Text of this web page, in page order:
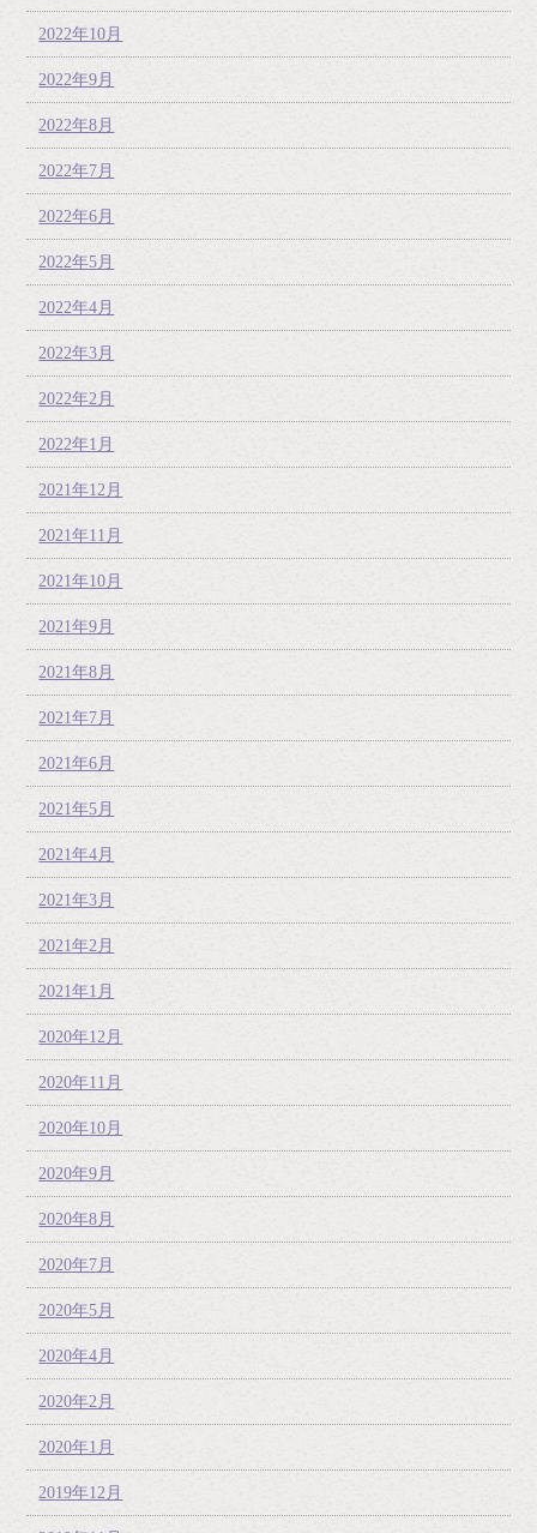
2022年10月
2022年9月
2022年8月
2022年7月
2022年6月
2022年5月
2022年4月
2022年3月
2022年2月
2022年1月
2021年12月
2021年11月
2021年10月
2021年9月
2021年8月
2021年7月
2021年6月
2021年5月
2021年4月
2021年3月
2021年2月
2021年1月
2020年12月
2020年11月
2020年10月
2020年9月
2020年8月
2020年7月
2020年5月
2020年4月
2020年2月
2020年1月
2019年12月